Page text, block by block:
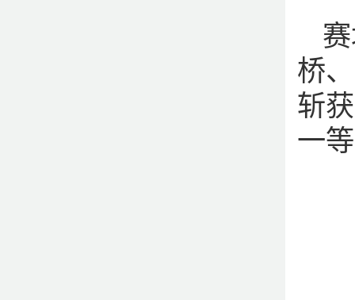
桥
斩
一